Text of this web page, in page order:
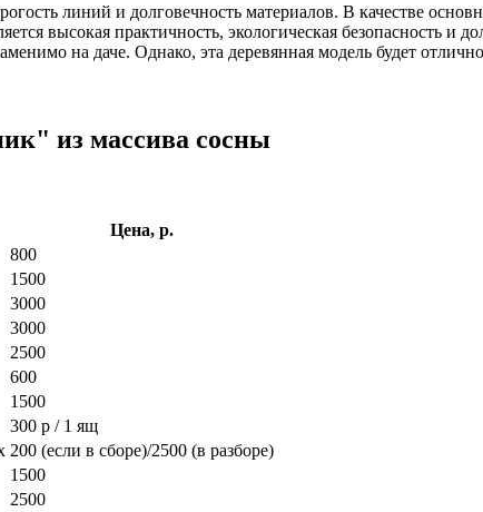
линий и долговечность материалов. В качестве
высокая практичность, экологическая безопасность и
на даче. Однако, эта деревянная модель будет
из массива сосны
Цена, р.
800
1500
3000
3000
2500
600
1500
300 р / 1 ящ
200 (если в сборе)/2500 (в разборе)
1500
2500